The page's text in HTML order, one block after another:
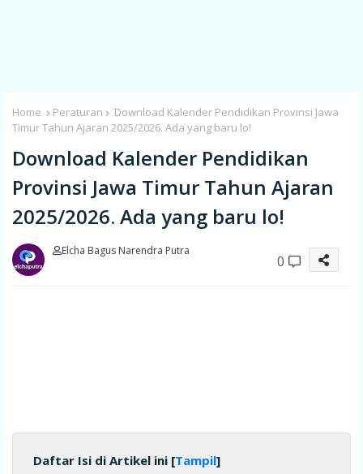
Home Peraturan
Download Kalender Pendidikan Provinsi Jawa
Timur Tahun Ajaran 2025/2026. Ada yang baru lo!
Download Kalender Pendidikan
Provinsi Jawa Timur Tahun Ajaran
2025/2026. Ada yang baru lo!
Elcha Bagus Narendra Putra
0
Daftar Isi di Artikel ini [Tampil]